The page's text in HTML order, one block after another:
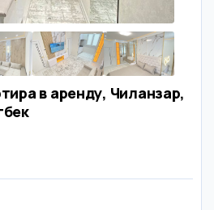
в аренду, Чиланзар,